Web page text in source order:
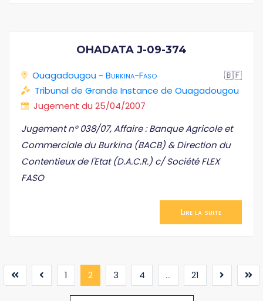
OHADATA J-09-374
Ouagadougou - Burkina-Faso
🇧🇫
Tribunal de Grande Instance de Ouagadougou
Jugement du 25/04/2007
Jugement n° 038/07, Affaire : Banque Agricole et
Commerciale du Burkina (BACB) & Direction du
Contentieux de l'Etat (D.A.C.R.) c/ Société FLEX
FASO
Lire la suite
1 2(current)
3 4 ... 21